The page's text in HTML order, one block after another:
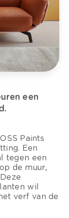
een
Paints
Een
tegen een
de muur,
wil
verf van de